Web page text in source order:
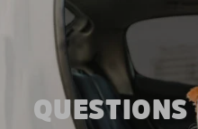
QUESTIONS